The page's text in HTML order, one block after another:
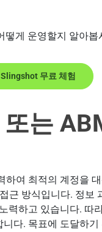
떻게 운영할지 알아봅
Slingshot 무료 체험
는
여 최적의 계정을
근 방식입니다. 정보
력하고 있습니다. 따
다. 목표에 도달하